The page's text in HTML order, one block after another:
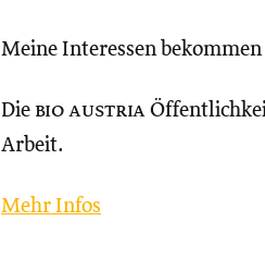
Meine Interessen
Die bio austria
Arbeit.
Mehr Infos